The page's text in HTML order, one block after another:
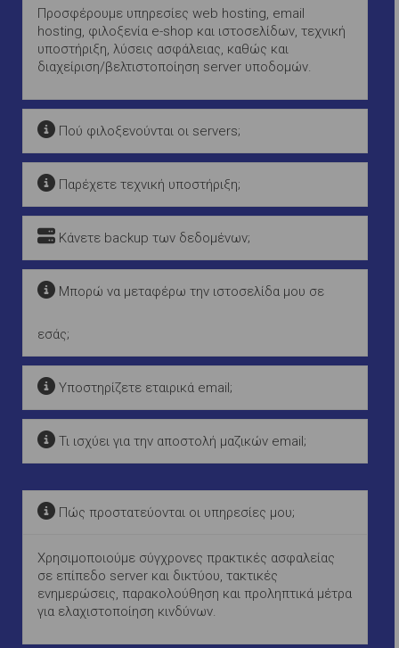
Προσφέρουμε υπηρεσίες web hosting, email
hosting, φιλοξενία e-shop και ιστοσελίδων, τεχνική
υποστήριξη, λύσεις ασφάλειας, καθώς και
διαχείριση/βελτιστοποίηση server υποδομών.
Πού φιλοξενούνται οι servers;
Παρέχετε τεχνική υποστήριξη;
Κάνετε backup των δεδομένων;
Μπορώ να μεταφέρω την ιστοσελίδα μου σε
εσάς;
Υποστηρίζετε εταιρικά email;
Τι ισχύει για την αποστολή μαζικών email;
Πώς προστατεύονται οι υπηρεσίες μου;
Χρησιμοποιούμε σύγχρονες πρακτικές ασφαλείας
σε επίπεδο server και δικτύου, τακτικές
ενημερώσεις, παρακολούθηση και προληπτικά μέτρα
για ελαχιστοποίηση κινδύνων.